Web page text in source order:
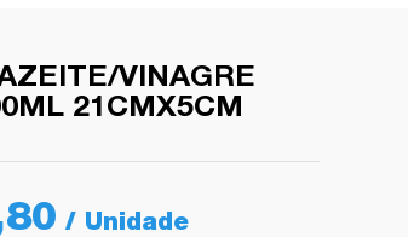
VINAGRE
21CMX5CM